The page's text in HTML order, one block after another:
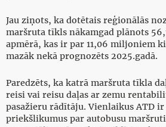
Jau ziņots, ka dotētais reģionālās
maršruta tīkls nākamgad plānots
apmērā, kas ir par 11,06 miljoniem
mazāk nekā prognozēts 2025.gadā.
Paredzēts, ka katrā maršruta tīkla
reisi vai reisu daļas ar zemu
pasažieru rādītāju. Vienlaikus ATD
priekšlikumus par autobusu